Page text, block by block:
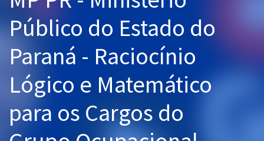
Graduação
OAB
Mentorias
Questões grátis
Público do Estado do
Paraná - Raciocínio
Lógico e Matemático
para os Cargos do